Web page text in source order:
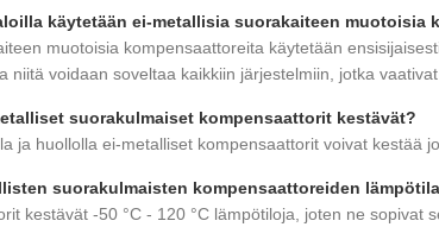
käytetään ei-metallisia suorakaiteen muotoisia
muotoisia kompensaattoreita käytetään
niitä voidaan soveltaa kaikkiin järjestelmiin, jotka
suorakulmaiset kompensaattorit kestävät?
ja huollolla ei-metalliset kompensaattorit voivat kestää
suorakulmaisten kompensaattoreiden
kestävät -50 °C - 120 °C lämpötiloja, joten ne sopivat